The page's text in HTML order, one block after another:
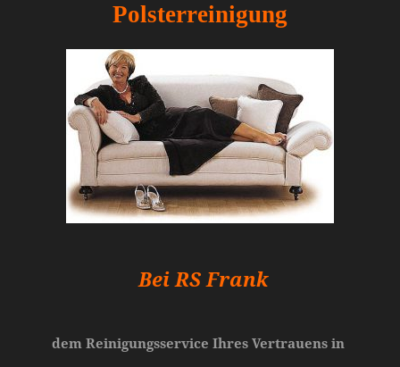
Polsterreinigung
Bei RS Frank
dem Reinigungsservice Ihres Vertrauens in